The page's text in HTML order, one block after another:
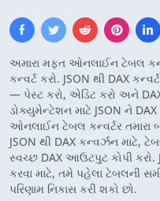
અમારા મફત ઓનલાઈન ટેબલ
કન્વર્ટ કરો. JSON થી DAX
— પેસ્ટ કરો, એડિટ કરો અને
ડોક્યુમેન્ટેશન માટે JSON ને
ઓનલાઈન ટેબલ કન્વર્ટર તમારા
JSON થી DAX કન્વર્ઝન માટે,
સ્વચ્છ DAX આઉટપુટ કોપી કરો.
કરવા માટે, તમે પહેલા ટેબલની
પરિણામ નિકાસ કરી શકો છો.